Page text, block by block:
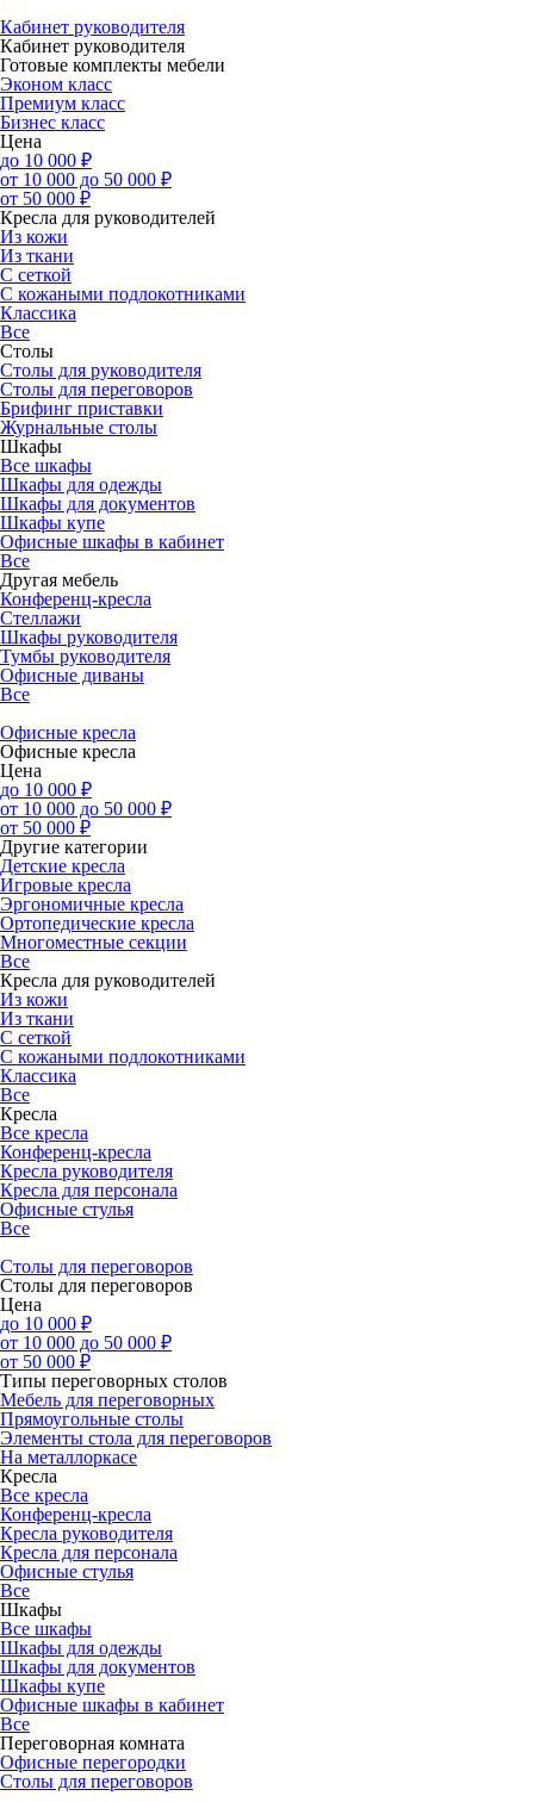
Кабинет руководителя
Кабинет руководителя
Готовые комплекты мебели
Эконом класс
Премиум класс
Бизнес класс
Цена
до 10 000 ₽
от 10 000 до 50 000 ₽
от 50 000 ₽
Кресла для руководителей
Из кожи
Из ткани
С сеткой
С кожаными подлокотниками
Классика
Все
Столы
Столы для руководителя
Столы для переговоров
Брифинг приставки
Журнальные столы
Шкафы
Все шкафы
Шкафы для одежды
Шкафы для документов
Шкафы купе
Офисные шкафы в кабинет
Все
Другая мебель
Конференц-кресла
Стеллажи
Шкафы руководителя
Тумбы руководителя
Офисные диваны
Все
Офисные кресла
Офисные кресла
Цена
до 10 000 ₽
от 10 000 до 50 000 ₽
от 50 000 ₽
Другие категории
Детские кресла
Игровые кресла
Эргономичные кресла
Ортопедические кресла
Многоместные секции
Все
Кресла для руководителей
Из кожи
Из ткани
С сеткой
С кожаными подлокотниками
Классика
Все
Кресла
Все кресла
Конференц-кресла
Кресла руководителя
Кресла для персонала
Офисные стулья
Все
Столы для переговоров
Столы для переговоров
Цена
до 10 000 ₽
от 10 000 до 50 000 ₽
от 50 000 ₽
Типы переговорных столов
Мебель для переговорных
Прямоугольные столы
Элементы стола для переговоров
На металлоркасе
Кресла
Все кресла
Конференц-кресла
Кресла руководителя
Кресла для персонала
Офисные стулья
Все
Шкафы
Все шкафы
Шкафы для одежды
Шкафы для документов
Шкафы купе
Офисные шкафы в кабинет
Все
Переговорная комната
Офисные перегородки
Столы для переговоров